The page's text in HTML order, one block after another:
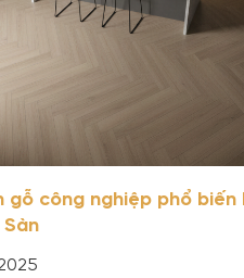
gỗ công nghiệp phổ biến